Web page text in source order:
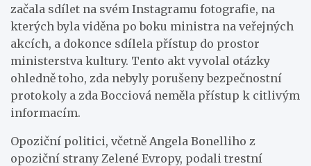
začala sdílet na svém Instagramu fotografie, na
kterých byla viděna po boku ministra na veřejných
akcích, a dokonce sdílela přístup do prostor
ministerstva kultury. Tento akt vyvolal otázky
ohledně toho, zda nebyly porušeny bezpečnostní
protokoly a zda Bocciová neměla přístup k citlivým
informacím.
Opoziční politici, včetně Angela Bonelliho z
opoziční strany Zelené Evropy, podali trestní